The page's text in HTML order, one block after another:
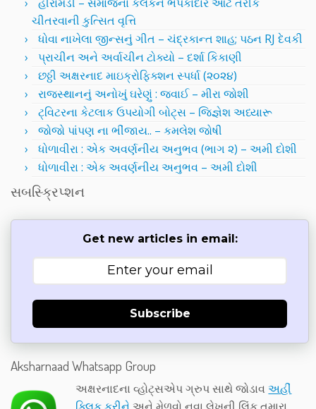
ચીતરવાની કુત્સિત વૃત્તિ
ધોવા નાખેલા જીન્સનું ગીત – ચંદ્રકાન્ત શાહ; પઠન RJ દેવકી
પ્રાચીન અને અર્વાચીન ટોક્યો – દર્શા કિકાણી
છઠ્ઠી અક્ષરનાદ માઇક્રોફિક્શન સ્પર્ધા (૨૦૨૪)
રાજસ્થાનનું અનોખું ઘરેણું : જવાઈ – મીરા જોશી
ટ્વિટરના કેટલાક ઉપયોગી બોટ્સ – જિજ્ઞેશ અધ્યારૂ
જોજો પાંપણ ના ભીંજાય.. – કમલેશ જોષી
ધોળાવીરા : એક અવર્ણનીય અનુભવ (ભાગ ૨) – અમી દોશી
ધોળાવીરા : એક અવર્ણનીય અનુભવ – અમી દોશી
સબસ્ક્રિપ્શન
Get new articles in email:
Subscribe
Aksharnaad Whatsapp Group
અક્ષરનાદના વ્હોટ્સએપ ગ્રુપ સાથે જોડાવઅહીં